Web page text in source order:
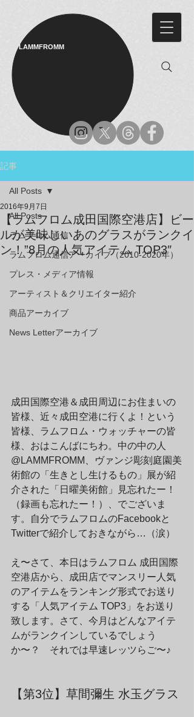
LAMMFROMM​
記事
All Posts
ラムフロム通信
ラムフロム通信アーカイブ（2010-2020年）
プレス・メディア情報
アーティスト＆クリエイター紹介
商品アーカイブ
News Letterアーカイブ
All Posts
【ラムフロム成田国際空港店】ビー
ルが美味しいあのグラスがランクイ
ン！”8月の人気アイテム TOP3″
2016年9月7日
成田国際空港＆成田周辺にお住まいの
皆様、近々成田空港に行くよ！という
皆様、ラムフロム・ウォッチャーの皆
様、おはこんばにちわ。中の中の人
@LAMMFROMM、ヴァンジ彫刻庭園美
術館の「生きとし生けるもの」展が紹
介された「日曜美術館」見忘れたー！
（録画も忘れたー！）、でございま
す。自分でラムフロムのFacebookと
Twitterで紹介しておきながら…（涙）
え〜さて、本日はラムフロム 成田国際
空港店から、成田店でマンスリー人気
のアイテムをランキング形式でお送り
する「人気アイテム TOP3」をお送り
致します。さて、今月はどんなアイテ
ムがランクインしているでしょう
か〜？　それでは早速レッツらご〜♪
【第3位】草間彌生 水玉グラス